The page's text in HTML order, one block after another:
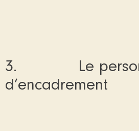
3. Le
d’encadrement